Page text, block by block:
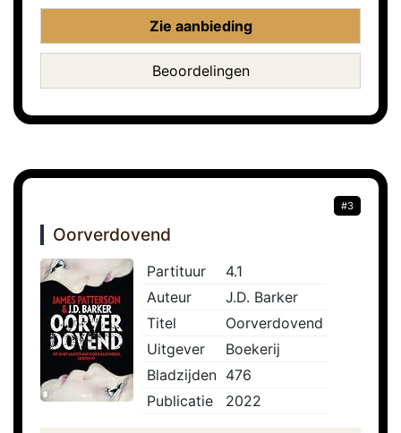
Zie aanbieding
Beoordelingen
#3
Oorverdovend
Partituur
4.1
Auteur
J.D. Barker
Titel
Oorverdovend
Uitgever
Boekerij
Bladzijden 476
Publicatie
2022